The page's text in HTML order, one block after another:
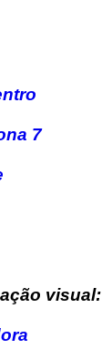
7
visual: